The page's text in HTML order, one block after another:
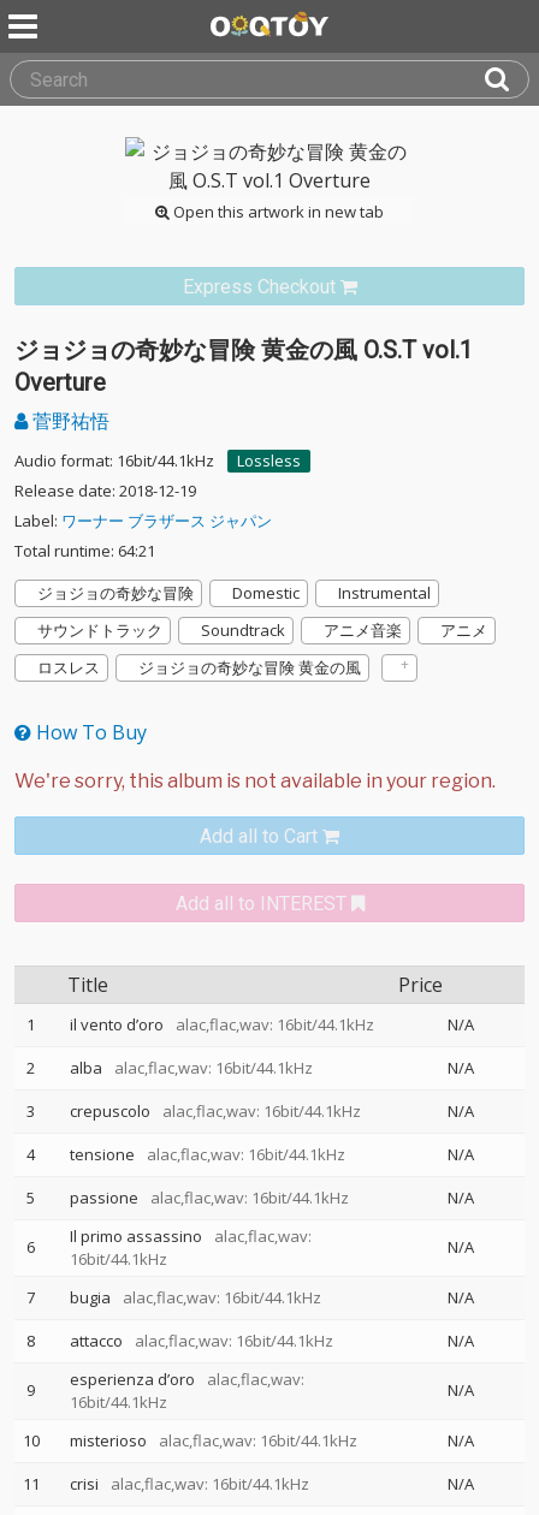
Open this artwork in new tab
Express Checkout
ジョジョの奇妙な冒険 黄金の風 O.S.T vol.1
Overture
菅野祐悟
Audio format: 16bit/44.1kHz
Lossless
Release date: 2018-12-19
Label: ワーナー ブラザース ジャパン
Total runtime: 64:21
ジョジョの奇妙な冒険
Domestic
Instrumental
サウンドトラック
Soundtrack アニメ音楽
アニメ
ロスレス
ジョジョの奇妙な冒険 黄金の風
How To Buy
Add all to Cart
Add all to INTEREST
Title Price
1 il vento d’oro alac,flac,wav: 16bit/44.1kHz
N/A
2
alba alac,flac,wav: 16bit/44.1kHz
N/A
3
crepuscolo alac,flac,wav: 16bit/44.1kHz
N/A
4
tensione alac,flac,wav: 16bit/44.1kHz
N/A
5
passione alac,flac,wav: 16bit/44.1kHz N/A
6 Il primo assassino
alac,flac,wav:
16bit/44.1kHz
N/A
7 bugia alac,flac,wav: 16bit/44.1kHz
N/A
8
attacco alac,flac,wav: 16bit/44.1kHz N/A
9 esperienza d’oro
alac,flac,wav:
16bit/44.1kHz
N/A
10 misterioso alac,flac,wav: 16bit/44.1kHz
N/A
11
crisi alac,flac,wav: 16bit/44.1kHz
N/A